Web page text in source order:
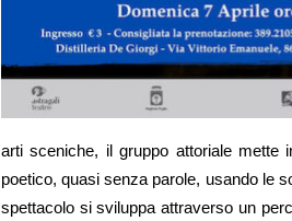
arti sceniche, il gruppo attoriale
poetico, quasi senza parole, usando le
spettacolo si sviluppa attraverso un